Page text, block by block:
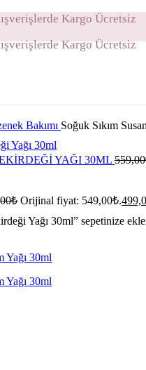
Kargo Ücretsiz
Kargo Ücretsiz
BAKIM ÜRÜNLERI
ÜRÜNLERI
AGING
AKNE BAKIMI
BAKIMI
BAKIMI
UÇUCU YAĞ KARIŞIMLARI
Bakımı Soğuk Sıkım
YAĞI 30ML 559,00
₺ Orijinal fiyat: 549,00₺.
Yağı 30ml” sepetinize